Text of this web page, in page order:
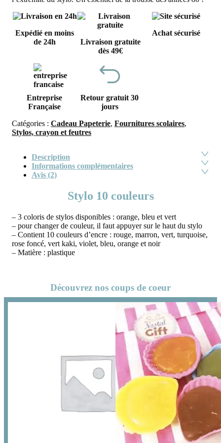
Expédié en moins
de 24h
Livraison gratuite
dès 49€
Achat sécurisé
Entreprise
Française
Retour gratuit 30
jours
Catégories : Cadeau Papeterie, Fournitures scolaires,
Stylos, crayon et feutres
Description
Informations complémentaires
Avis (2)
Stylo 10 couleurs
– 3 coloris de stylos disponibles : orange, bleu et vert
– pour changer de couleur, il faut appuyer sur le haut du stylo
– Contient 10 couleurs d’encre : rouge, marron, vert, turquoise,
rose foncé, vert kaki, violet, bleu, orange et noir
– Matière : plastique
Découvrez nos coups de coeur